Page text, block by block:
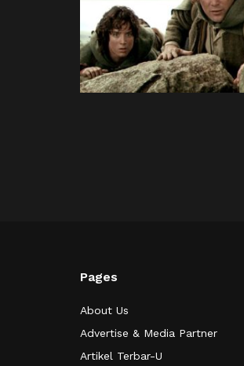
Pages
About Us
Advertise & Media Partner
Artikel Terbar-U